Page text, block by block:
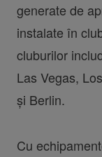
generate de
instalate în
cluburilor
Las Vegas,
și Berlin.
Cu